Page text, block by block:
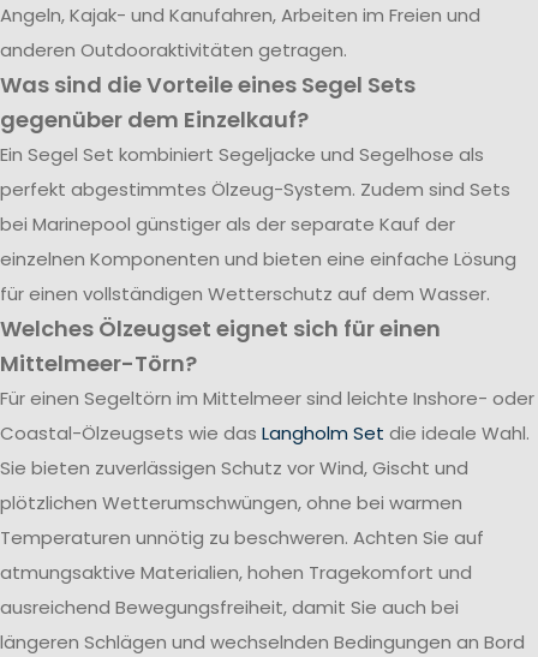
Angeln, Kajak- und Kanufahren, Arbeiten im Freien und
anderen Outdooraktivitäten getragen.
Was sind die Vorteile eines Segel Sets
gegenüber dem Einzelkauf?
Ein Segel Set kombiniert Segeljacke und Segelhose als
perfekt abgestimmtes Ölzeug-System. Zudem sind Sets
bei Marinepool günstiger als der separate Kauf der
einzelnen Komponenten und bieten eine einfache Lösung
für einen vollständigen Wetterschutz auf dem Wasser.
Welches Ölzeugset eignet sich für einen
Mittelmeer-Törn?
Für einen Segeltörn im Mittelmeer sind leichte Inshore- oder
Coastal-Ölzeugsets wie das Langholm Set die ideale Wahl.
Sie bieten zuverlässigen Schutz vor Wind, Gischt und
plötzlichen Wetterumschwüngen, ohne bei warmen
Temperaturen unnötig zu beschweren. Achten Sie auf
atmungsaktive Materialien, hohen Tragekomfort und
ausreichend Bewegungsfreiheit, damit Sie auch bei
längeren Schlägen und wechselnden Bedingungen an Bord